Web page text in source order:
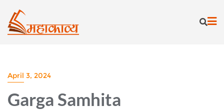
content
April 3, 2024
Garga Samhita